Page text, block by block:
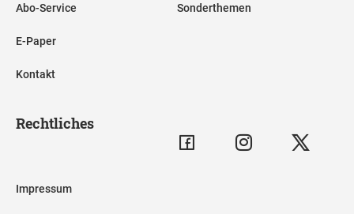
Abo-Service
E-Paper
Kontakt
Sonderthemen
Rechtliches
Impressum